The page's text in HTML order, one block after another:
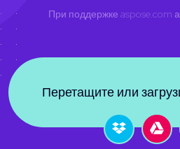
При поддержке aspose.com
Перетащите или